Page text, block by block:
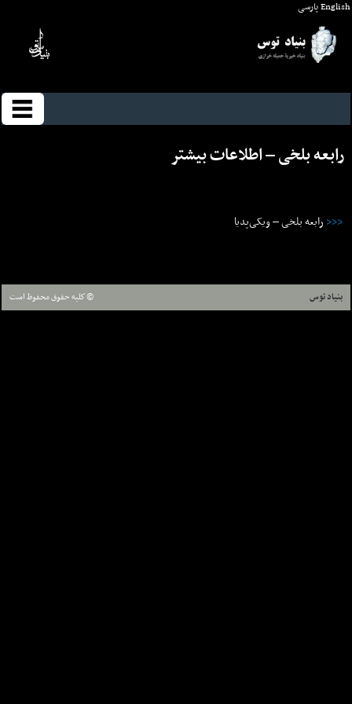
Englishپارسی
رابعه بلخی – اطلاعات بيشتر
<<< رابعه بلخی – ویکی‌پدیا
بنیاد توس © كليه حقوق محفوظ است